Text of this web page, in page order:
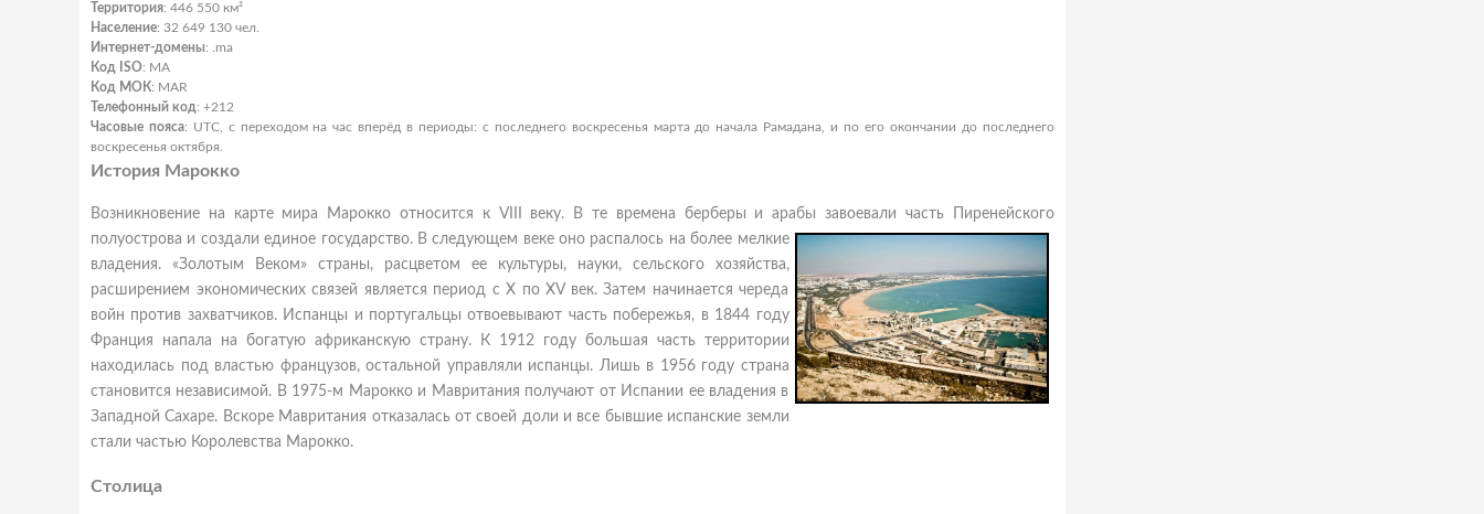
Территория: 446 550 км²
Население: 32 649 130 чел.
Интернет-домены: .ma
Код ISO: MA
Код МОК: MAR
Телефонный код: +212
Часовые пояса: UTC, с переходом на час вперёд в периоды: с последнего воскресенья марта до начала Рамадана, и по его окончании до последнего
воскресенья октября.
История Марокко
Возникновение на карте мира Марокко относится к VIII веку. В те времена берберы и арабы завоевали часть Пиренейского
полуострова и создали единое государство. В следующем веке оно распалось на более мелкие
владения. «Золотым Веком» страны, расцветом ее культуры, науки, сельского хозяйства,
расширением экономических связей является период с Х по XV век. Затем начинается череда
войн против захватчиков. Испанцы и португальцы отвоевывают часть побережья, в 1844 году
Франция напала на богатую африканскую страну. К 1912 году большая часть территории
находилась под властью французов, остальной управляли испанцы. Лишь в 1956 году страна
становится независимой. В 1975-м Марокко и Мавритания получают от Испании ее владения в
Западной Сахаре. Вскоре Мавритания отказалась от своей доли и все бывшие испанские земли
стали частью Королевства Марокко.
Столица